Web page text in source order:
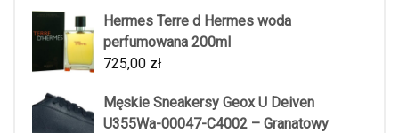
Hermes Terre d Hermes woda
perfumowana 200ml
725,00 zł
Męskie Sneakersy Geox U Deiven
U355Wa-00047-C4002 – Granatowy